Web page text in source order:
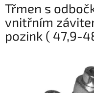
Třmen s
vnitřním
pozink ( 47,9-